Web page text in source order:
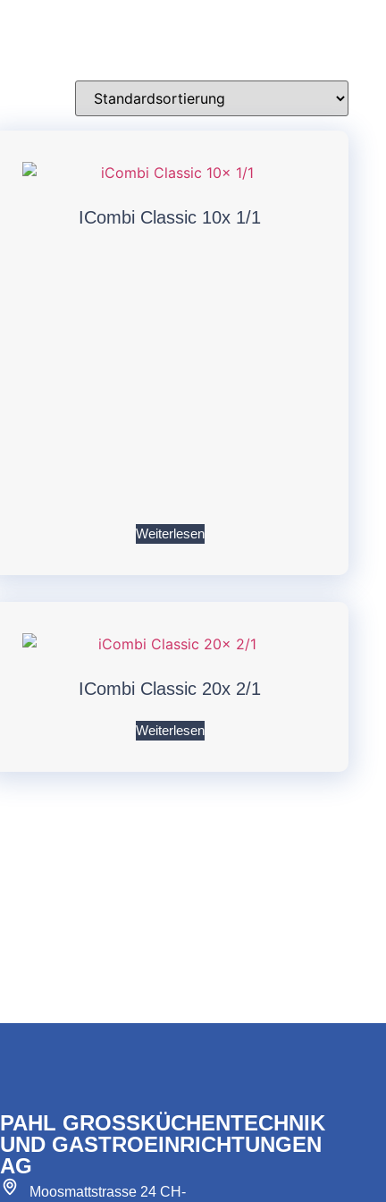
ICombi Classic 10x 1/1
Weiterlesen
ICombi Classic 20x 2/1
Weiterlesen
PAHL GROSSKÜCHENTECHNIK
UND GASTROEINRICHTUNGEN
AG
Moosmattstrasse 24 CH-